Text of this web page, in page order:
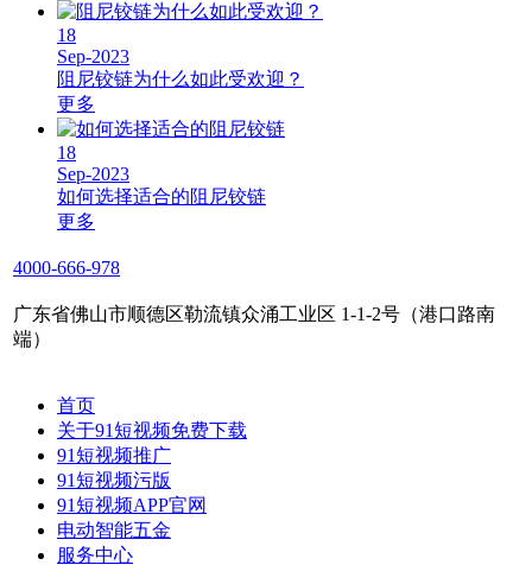
18
Sep-2023
阻尼铰链为什么如此受欢迎？
更多
18
Sep-2023
如何选择适合的阻尼铰链
更多
4000-666-978
广东省佛山市顺德区勒流镇众涌工业区 1-1-2号（港口路南
端）
首页
关于91短视频免费下载
91短视频推广
91短视频污版
91短视频APP官网
电动智能五金
服务中心